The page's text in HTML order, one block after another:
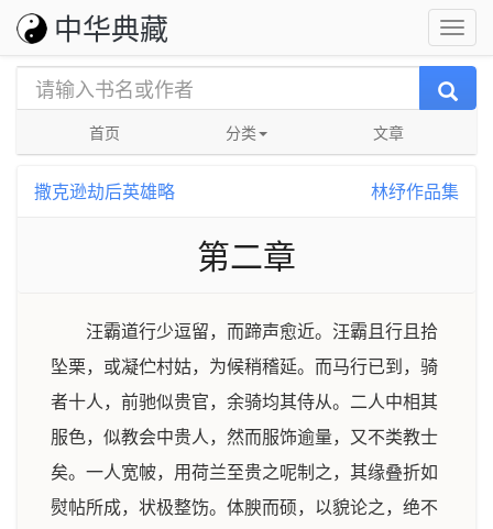
中华典藏
首页 分类 文章
撒克逊劫后英雄略 林纾作品集
第二章
汪霸道行少逗留，而蹄声愈近。汪霸且行且拾
坠栗，或凝伫村姑，为候稍稽延。而马行已到，骑
者十人，前驰似贵官，余骑均其侍从。二人中相其
服色，似教会中贵人，然而服饰逾量，又不类教士
矣。一人宽帔，用荷兰至贵之呢制之，其缘叠折如
熨帖所成，状极整饬。体腴而硕，以貌论之，绝不